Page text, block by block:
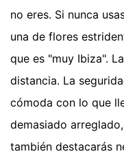
no eres. Si nunca
una de flores
que es "muy Ibiza".
distancia. La
cómoda con lo que
demasiado
también destacarás